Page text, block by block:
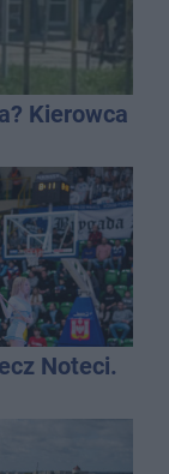
Kierowca
Noteci.